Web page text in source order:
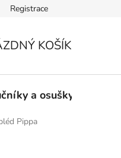
Registrace
KOŠÍK
a osušky - frotté
Pippa